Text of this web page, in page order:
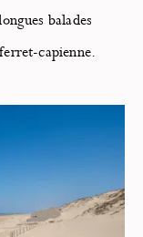
balades
capienne.